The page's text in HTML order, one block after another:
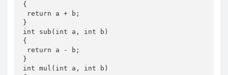
{
return a + b;
}
int sub(int a, int b)
{
return a - b;
}
int mul(int a, int b)